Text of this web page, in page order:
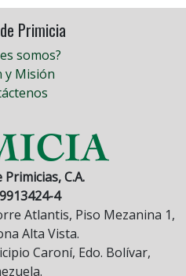
Primicia
somos?
y Misión
C.A.
4
Atlantis, Piso Mezanina 1,
Alta Vista.
Caroní, Edo. Bolívar,